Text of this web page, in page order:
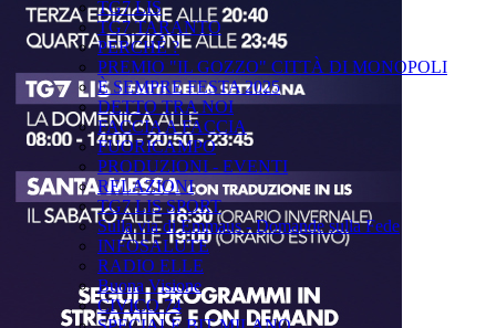
TG7 LIS
TG7 TARANTO
PERCHÉ ?
PREMIO "IL GOZZO" CITTÀ DI MONOPOLI
È SEMPRE FESTA 2025
DETTO TRA NOI
FACCIA A FACCIA
FUORICAMPO
PRODUZIONI - EVENTI
RELAZIONI
TG7 LIS SPORT
Sulla via di Emmaus - Domande sulla Fede
INFOSALUTE
RADIO ELLE
Buona Visione
CIVICO 74